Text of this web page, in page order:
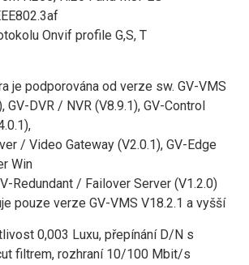
Onvif profile G,S, T
je podporována od verze sw. GV-VMS
GV-DVR / NVR (V8.9.1), GV-Control
/ Video Gateway (V2.0.1), GV-Edge
Win
Redundant / Failover Server (V1.2.0)
pouze verze GV-VMS V18.2.1 a vyšší
0,003 Luxu, přepínání D/N s
filtrem, rozhraní 10/100 Mbit/s